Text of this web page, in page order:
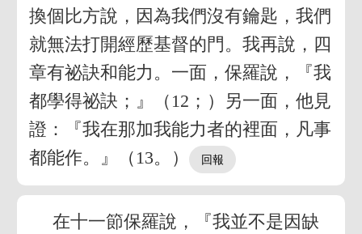
換個比方說，因為我們沒有鑰匙，我們
就無法打開經歷基督的門。我再說，四
章有祕訣和能力。一面，保羅說，『我
都學得祕訣；』（12；）另一面，他見
證：『我在那加我能力者的裡面，凡事
都能作。』（13。）
在十一節保羅說，『我並不是因缺